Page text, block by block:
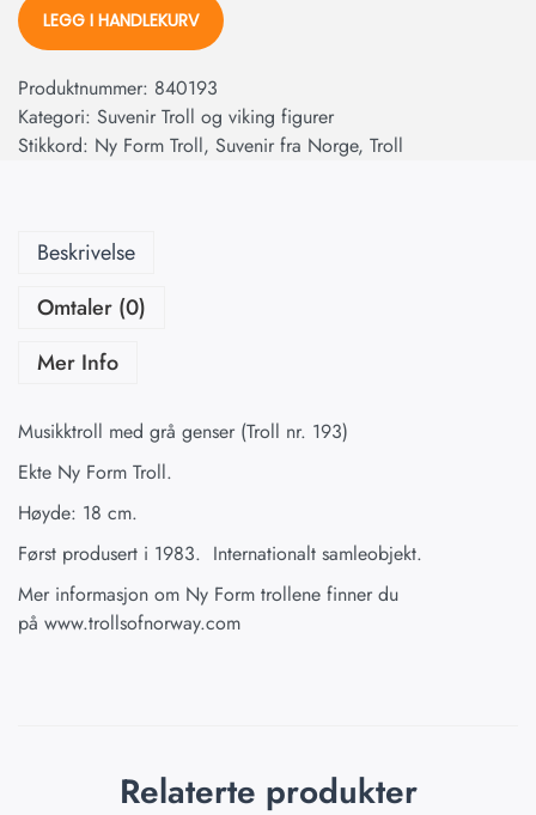
LEGG I HANDLEKURV
Produktnummer: 840193
Kategori: Suvenir Troll og viking figurer
Stikkord: Ny Form Troll, Suvenir fra Norge, Troll
Beskrivelse
Omtaler (0)
Mer Info
Musikktroll med grå genser (Troll nr. 193)
Ekte Ny Form Troll.
Høyde: 18 cm.
Først produsert i 1983. Internationalt samleobjekt.
Mer informasjon om Ny Form trollene finner du
på www.trollsofnorway.com
Relaterte produkter